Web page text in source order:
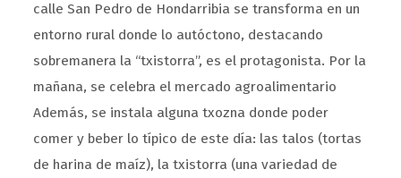
calle San Pedro de Hondarribia se transforma en un
entorno rural donde lo autóctono, destacando
sobremanera la “txistorra”, es el protagonista. Por la
mañana, se celebra el mercado agroalimentario
Además, se instala alguna txozna donde poder
comer y beber lo típico de este día: las talos (tortas
de harina de maíz), la txistorra (una variedad de